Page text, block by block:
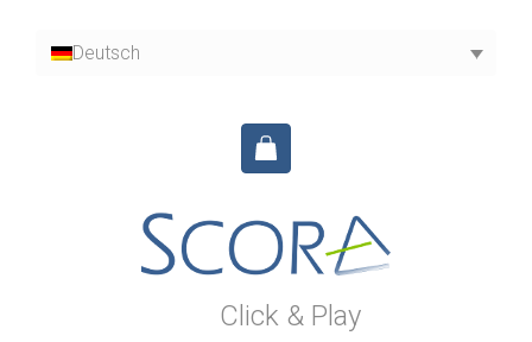
Deutsch
Click & Play